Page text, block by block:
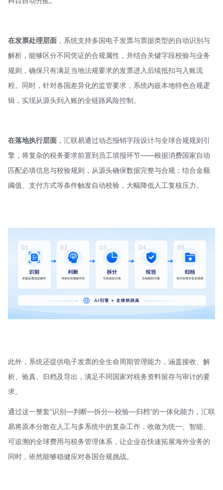
在发票处理层面 ，系统支持多国电子发票与票据类型的自动识别与
解析，能够区分不同凭证的合规属性，并结合关键字段校验与业务
规则，确保只有满足当地法规要求的发票进入后续抵扣与入账流
程。同时，针对各国差异化的监管要求，系统内嵌本地特色合规逻
辑，实现从源头到入账的全链路风险控制。
在落地执行层面 ，汇联易通过动态报销字段设计与全球合规规则引
擎，将复杂的税务要求前置到员工填报环节——根据消费国家自动
匹配必填信息与校验规则，从源头确保数据完整与合规；结合金额
阈值、支付方式等条件触发自动校验，大幅降低人工复核压力。
此外，系统还提供电子发票的全生命周期管理能力，涵盖接收、解
析、验真、归档及导出，满足不同国家对税务资料留存与审计的要
求。
通过这一整套“识别—判断—拆分—校验—归档”的一体化能力，汇联
易将原本分散在人工与多系统中的复杂工作，收敛为统一、智能、
可追溯的全球费用与税务管理体系，让企业在快速拓展海外业务的
同时，依然能够稳健应对各国合规挑战。